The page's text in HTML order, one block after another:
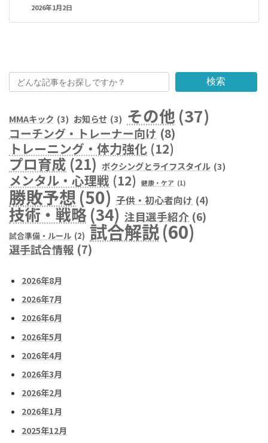
2026年1月2日
検索
MMAキック (3) お知らせ (3) その他 (37)
コーチング・トレーナー向け (8)
トレーニング・体力強化 (12)
プロ育成 (21) ボクシングとライフスタイル (3)
メンタル・心理戦 (12) 健康・ケア (1)
勝敗予想(50) 子供・初心者向け (4)
技術・戦略(34) 注目選手紹介 (6)
試合準備・ルール (2) 試合解説(60)
選手試合情報 (7)
2026年8月
2026年7月
2026年6月
2026年5月
2026年4月
2026年3月
2026年2月
2026年1月
2025年12月